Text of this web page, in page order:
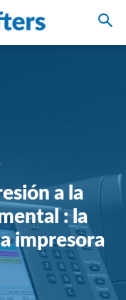
a la
: la
impresora